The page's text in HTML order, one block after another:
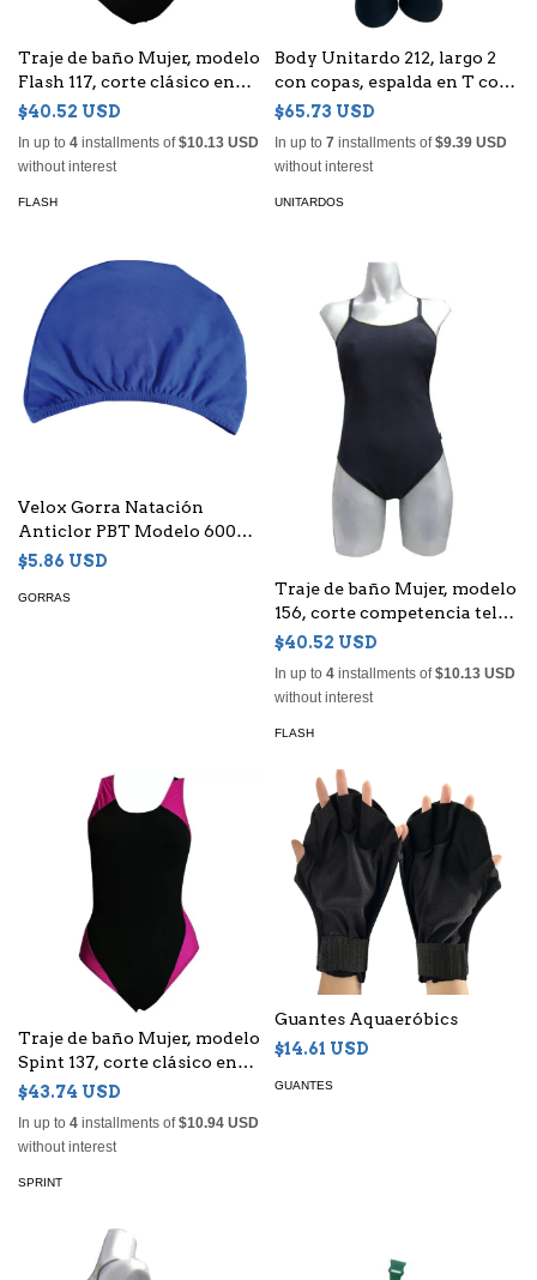
Traje de baño Mujer, modelo
Flash 117, corte clásico en
tela Anticlor
$40.52 USD
In up to 4 installments of$10.13 USD
without interest
FLASH
Body Unitardo 212, largo 2
con copas, espalda en T con
cierre al frente para Mujer
$65.73 USD
In up to 7 installments of$9.39 USD
without interest
UNITARDOS
Velox Gorra Natación
Anticlor PBT Modelo 6000 1
Pieza
$5.86 USD
GORRAS
Traje de baño Mujer, modelo
156, corte competencia tela
Anticlor
$40.52 USD
In up to 4 installments of$10.13 USD
without interest
FLASH
Traje de baño Mujer, modelo
Spint 137, corte clásico en
tela Anticlor
$43.74 USD
In up to 4 installments of$10.94 USD
without interest
SPRINT
Guantes Aquaeróbics
$14.61 USD
GUANTES